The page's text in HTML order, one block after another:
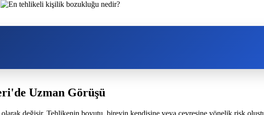
Uzman Görüşü
değişir. Tehlikenin boyutu, bireyin kendisine veya çevresine yönelik risk